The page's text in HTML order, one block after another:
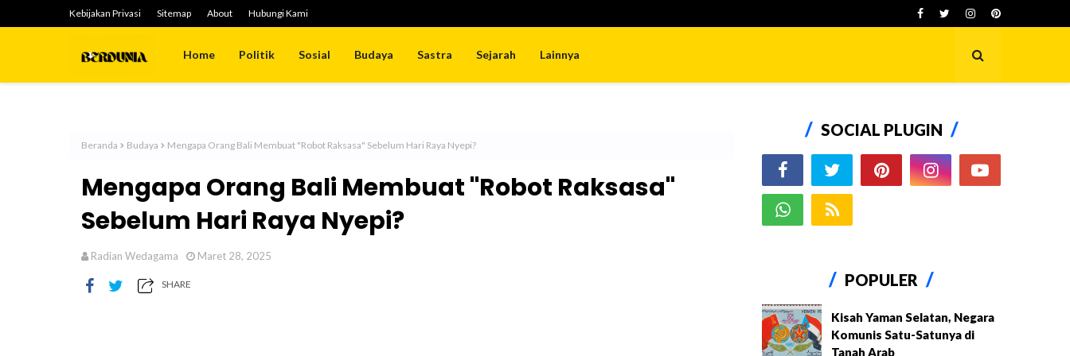
Kebijakan Privasi Sitemap About Hubungi Kami
Home Politik Sosial Budaya Sastra Sejarah Lainnya
Beranda Budaya Mengapa Orang Bali Membuat "Robot Raksasa" Sebelum Hari Raya Nyepi?
Mengapa Orang Bali Membuat "Robot Raksasa"
Sebelum Hari Raya Nyepi?
Radian Wedagama Maret 28, 2025
SHARE
SOCIAL PLUGIN
POPULER
Kisah Yaman Selatan, Negara
Komunis Satu-Satunya di
Tanah Arab